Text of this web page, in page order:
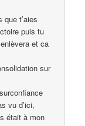
t’aies
puis tu
et ca
sur
vu d’ici,
était à mon